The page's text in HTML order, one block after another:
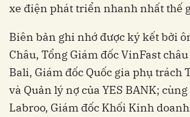
xe điện phát triển nhanh nhất thế
Biên bản ghi nhớ được ký kết bởi
Châu, Tổng Giám đốc VinFast
Bali, Giám đốc Quốc gia phụ trách
và Quản lý nợ của YES BANK;
Labroo, Giám đốc Khối Kinh